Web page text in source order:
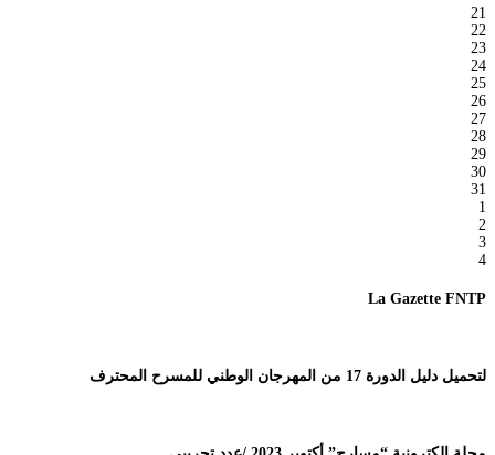
21
22
23
24
25
26
27
28
29
30
31
1
2
3
4
La Gazette FNTP
لتحميل دليل الدورة 17 من المهرجان الوطني للمسرح المحترف